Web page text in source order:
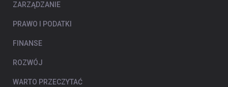
ZARZĄDZANIE
PRAWO I PODATKI
FINANSE
ROZWÓJ
WARTO PRZECZYTAĆ